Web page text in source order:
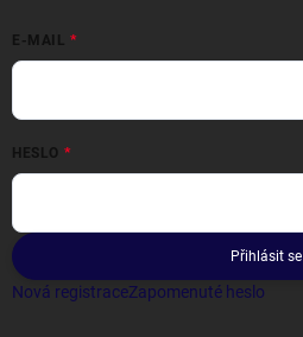
E-MAIL
HESLO
Přihlásit se
Nová registraceZapomenuté heslo